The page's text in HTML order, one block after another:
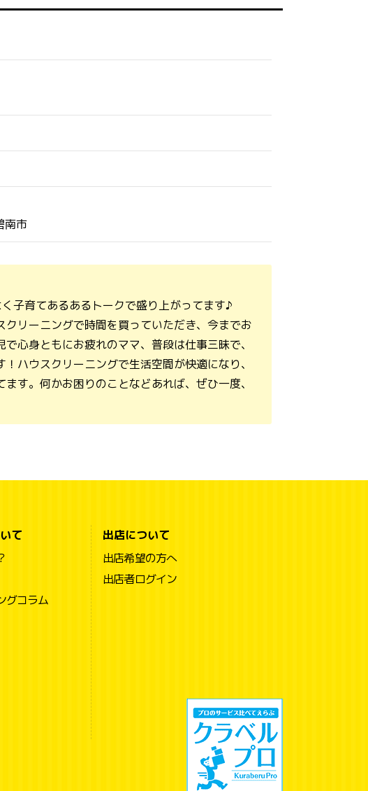
南市
子育てあるあるトークで盛り上がってます♪
リーニングで時間を買っていただき、今までお
心身ともにお疲れのママ、普段は仕事三昧で、
ハウスクリーニングで生活空間が快適になり、
す。何かお困りのことなどあれば、ぜひ一度、
て
グコラム
出店について
出店希望の方へ
出店者ログイン